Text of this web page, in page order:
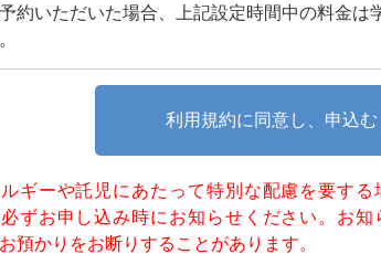
約いただいた場合、上記設定時間中の料金は
利用規約に同意し、申込む
ギーや託児にあたって特別な配慮を要す
必ずお申し込み時にお知らせください。お
預かりをお断りすることがあります。